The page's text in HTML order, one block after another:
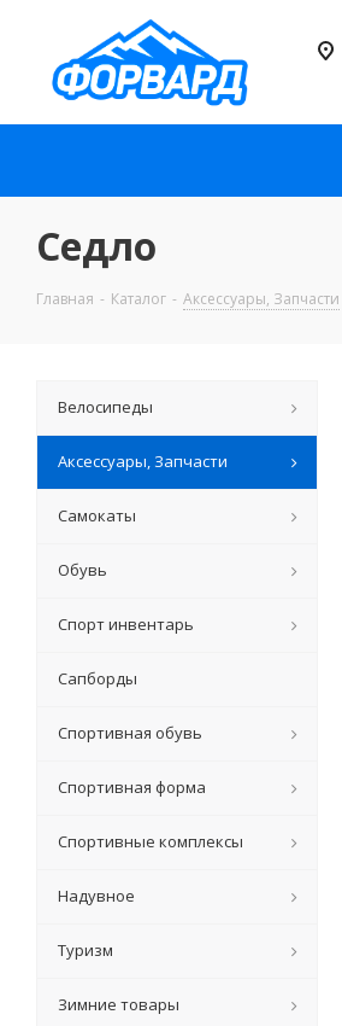
Седло
Главная - Каталог - Аксессуары, Запчасти
Велосипеды
Аксессуары, Запчасти
Самокаты
Обувь
Спорт инвентарь
Сапборды
Спортивная обувь
Спортивная форма
Спортивные комплексы
Надувное
Туризм
Зимние товары